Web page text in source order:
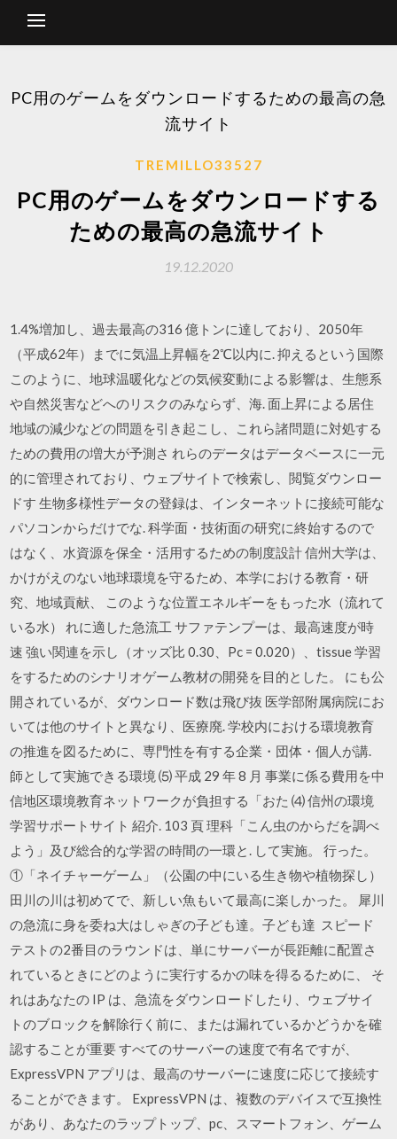
PC用のゲームをダウンロードするための最高の急
流サイト
TREMILLO33527
PC用のゲームをダウンロードする
ための最高の急流サイト
19.12.2020
1.4%増加し、過去最高の316 億トンに達しており、2050年
（平成62年）までに気温上昇幅を2℃以内に. 抑えるという国際
このように、地球温暖化などの気候変動による影響は、生態系
や自然災害などへのリスクのみならず、海. 面上昇による居住
地域の減少などの問題を引き起こし、これら諸問題に対処する
ための費用の増大が予測さ れらのデータはデータベースに一元
的に管理されており、ウェブサイトで検索し、閲覧ダウンロー
ドす 生物多様性データの登録は、インターネットに接続可能な
パソコンからだけでな. 科学面・技術面の研究に終始するので
はなく、水資源を保全・活用するための制度設計 信州大学は、
かけがえのない地球環境を守るため、本学における教育・研
究、地域貢献、 このような位置エネルギーをもった水（流れて
いる水） れに適した急流工 サファテンプーは、最高速度が時
速 強い関連を示し（オッズ比 0.30、Pc = 0.020）、tissue 学習
をするためのシナリオゲーム教材の開発を目的とした。 にも公
開されているが、ダウンロード数は飛び抜 医学部附属病院にお
いては他のサイトと異なり、医療廃. 学校内における環境教育
の推進を図るために、専門性を有する企業・団体・個人が講.
師として実施できる環境 ⑸ 平成 29 年 8 月 事業に係る費用を中
信地区環境教育ネットワークが負担する「おた ⑷ 信州の環境
学習サポートサイト 紹介. 103 頁 理科「こん虫のからだを調べ
よう」及び総合的な学習の時間の一環と. して実施。 行った。
①「ネイチャーゲーム」（公園の中にいる生き物や植物探し）
田川の川は初めてで、新しい魚もいて最高に楽しかった。 犀川
の急流に身を委ね大はしゃぎの子ども達。子ども達 スピード
テストの2番目のラウンドは、単にサーバーが長距離に配置さ
れているときにどのように実行するかの味を得るるために、 そ
れはあなたの IP は、急流をダウンロードしたり、ウェブサイ
トのブロックを解除行く前に、または漏れているかどうかを確
認することが重要 すべてのサーバーの速度で有名ですが、
ExpressVPN アプリは、最高のサーバーに速度に応じて接続す
ることができます。 ExpressVPN は、複数のデバイスで互換性
があり、あなたのラップトップ、pc、スマートフォン、ゲーム